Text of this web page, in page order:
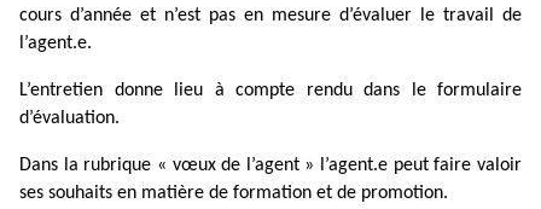
cours d’année et n’est pas en mesure d’évaluer le travail de
l’agent.e.
L’entretien donne lieu à compte rendu dans le formulaire
d’évaluation.
Dans la rubrique « vœux de l’agent » l’agent.e peut faire valoir
ses souhaits en matière de formation et de promotion.